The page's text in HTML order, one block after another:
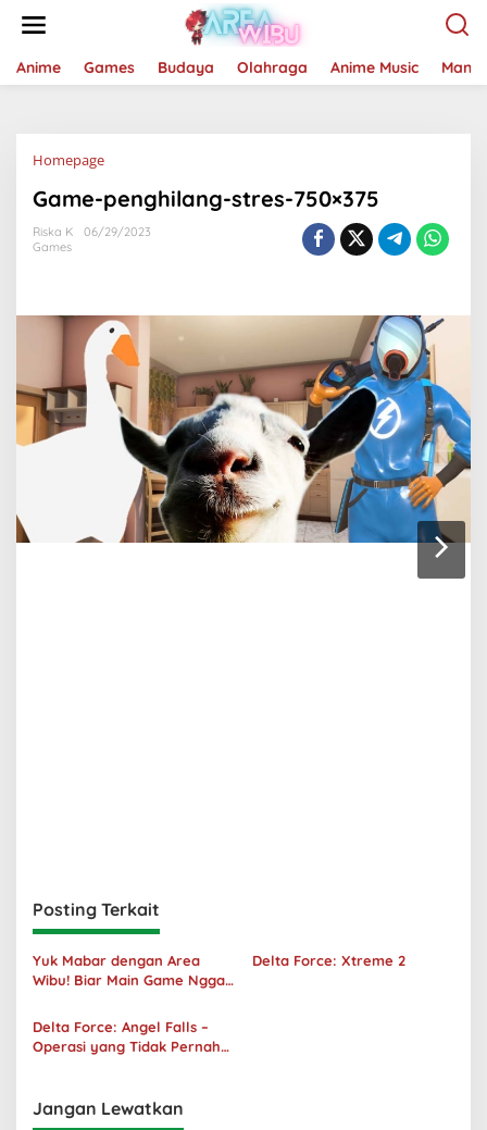
Anime Games Budaya Olahraga Anime Music
HomepageLampiran
Game-penghilang-stres-750×375
Riska K
06/29/2023
Games
Posting Terkait
Yuk Mabar dengan Area
Wibu! Biar Main Game Nggak
Delta Force: Xtreme 2
Delta Force: Angel Falls –
Operasi yang Tidak Pernah
Jangan Lewatkan